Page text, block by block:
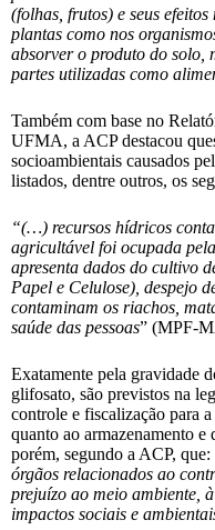
(folhas, frutos) e seus
plantas como nos
absorver o produto do solo,
partes utilizadas como
Também com base no
UFMA, a ACP destacou
socioambientais causados
listados, dentre outros, os
“(…) recursos hídricos
agricultável foi ocupada
apresenta dados do cultivo
Papel e Celulose), despejo
contaminam os riachos,
saúde das pessoas” (MPF-
Exatamente pela gravidade
glifosato, são previstos na
controle e fiscalização para
quanto ao armazenamento e
porém, segundo a ACP, que:
órgãos relacionados ao
prejuízo ao meio ambiente,
impactos sociais e